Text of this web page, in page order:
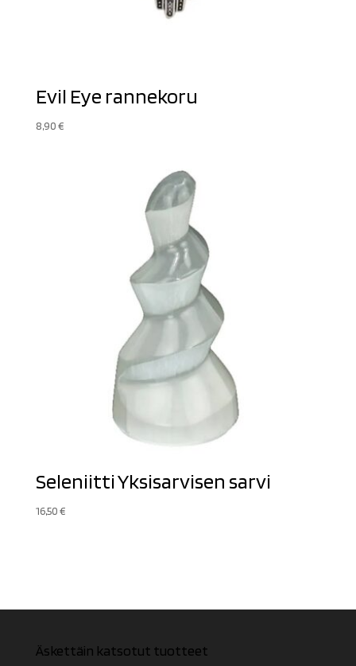
Evil Eye rannekoru
8,90€
Seleniitti Yksisarvisen sarvi
16,50€
Äskettäin katsotut tuotteet